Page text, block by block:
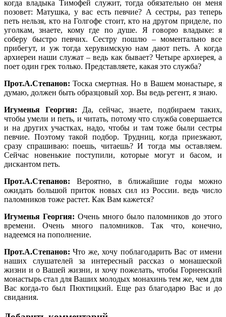
когда владыка Тимофей служит, тогда обязательно он меня
позовет: Матушка, у вас есть певчие? А сестры, раз теперь
петь нельзя, кто на Голгофе стоит, кто на другом приделе, по
уголкам, знаете, кому где по душе. Я говорю владыке: я
соберу быстро певчих. Сестру пошлю – моментально все
прибегут, и уж тогда херувимскую нам дают петь. А когда
архиереи наши служат – ведь как бывает? Четыре архиерея, а
поет один грек только. Представляете, какая это служба?
Прот.А.Степанов: Тоска смертная. Но в Вашем монастыре, я
думаю, должен быть образцовый хор. Вы ведь регент, я знаю.
Игуменья Георгия: Да, сейчас, знаете, подбираем таких,
чтобы умели и петь, и читать, потому что служба совершается
и на других участках, надо, чтобы и там тоже были сестры
певчие. Поэтому такой подбор. Трудниц, когда приезжают,
сразу спрашиваю: поешь, читаешь? И тогда мы оставляем.
Сейчас новенькие поступили, которые могут и басом, и
дискантом петь.
Прот.А.Степанов: Вероятно, в ближайшие годы можно
ожидать большой приток новых сил из России. ведь число
паломников тоже растет. Как Вам кажется?
Игуменья Георгия: Очень много было паломников до этого
времени. Очень много паломников. Так что, конечно,
надеемся на пополнение.
Прот.А.Степанов: Что же, хочу поблагодарить Вас от имени
наших слушателей за интересный рассказ о монашеской
жизни и о Вашей жизни, и хочу пожелать, чтобы Горненский
монастырь стал для Ваших молодых монахинь тем же, чем для
Вас когда-то был Пюхтицкий. Еще раз благодарю Вас и до
свидания.